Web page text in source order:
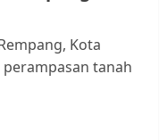
Kota
tanah